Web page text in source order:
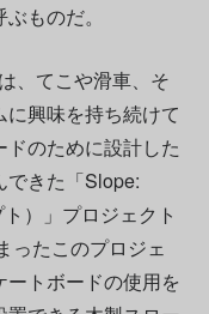
ものだ。
、てこや滑車、そ
興味を持ち続けて
のために設計した
できた「Slope:
）」プロジェクト
ったこのプロジェ
トボードの使用を